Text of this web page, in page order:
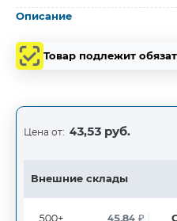
Описание
Товар подлежит
Цена от: 43,53 руб.
Внешние склады